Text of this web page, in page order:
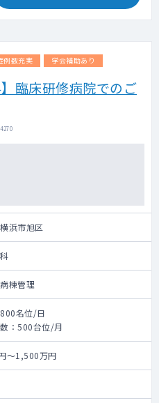
件程度 ※セデーション処置あり、
士フィルム）
例数充実 学会補助あり
臨床研修病院でのご
浜市旭区
棟管理
名位/日
：500台位/月
～1,500万円